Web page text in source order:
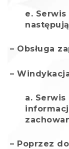
– Obsługa
–
– Poprzez